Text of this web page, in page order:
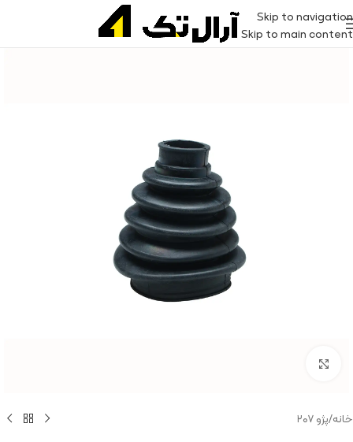
Skip to navigation
Skip to main content
خانه/پژو ۲۰۷